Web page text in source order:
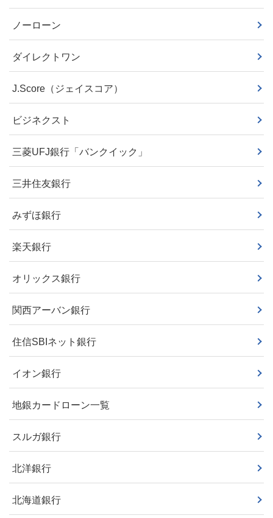
ノーローン
ダイレクトワン
J.Score（ジェイスコア）
ビジネクスト
三菱UFJ銀行「バンクイック」
三井住友銀行
みずほ銀行
楽天銀行
オリックス銀行
関西アーバン銀行
住信SBIネット銀行
イオン銀行
地銀カードローン一覧
スルガ銀行
北洋銀行
北海道銀行